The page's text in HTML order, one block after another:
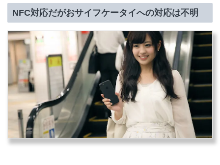
NFC対応だがおサイフケータイへの対応は不明